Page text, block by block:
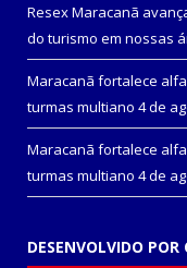
Resex Maracanã
do turismo em nossas
Maracanã fortalece
turmas multiano 4 de
Maracanã fortalece
turmas multiano 4 de
DESENVOLVIDO POR